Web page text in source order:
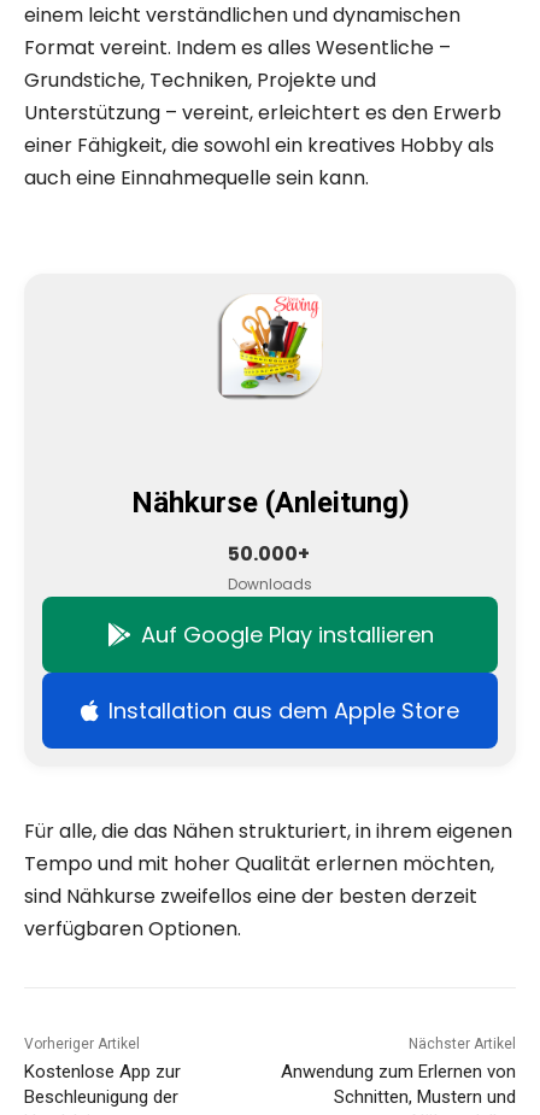
einem leicht verständlichen und dynamischen
Format vereint. Indem es alles Wesentliche –
Grundstiche, Techniken, Projekte und
Unterstützung – vereint, erleichtert es den Erwerb
einer Fähigkeit, die sowohl ein kreatives Hobby als
auch eine Einnahmequelle sein kann.
Nähkurse (Anleitung)
50.000+
Downloads
Auf Google Play installieren
Installation aus dem Apple Store
Für alle, die das Nähen strukturiert, in ihrem eigenen
Tempo und mit hoher Qualität erlernen möchten,
sind Nähkurse zweifellos eine der besten derzeit
verfügbaren Optionen.
Vorheriger Artikel
Kostenlose App zur
Beschleunigung der
Nächster Artikel
Anwendung zum Erlernen von
Schnitten, Mustern und